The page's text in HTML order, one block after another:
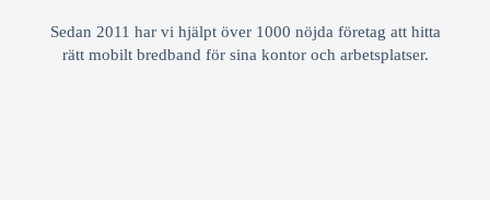
Sedan 2011 har vi hjälpt över 1000 nöjda företag att hitta
rätt mobilt bredband för sina kontor och arbetsplatser.